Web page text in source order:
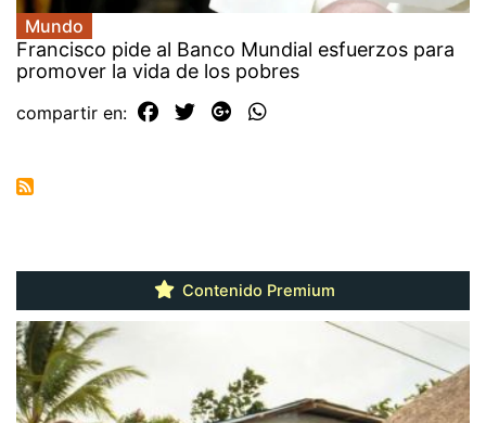
Mundo
Francisco pide al Banco Mundial esfuerzos para
promover la vida de los pobres
compartir en:
Contenido Premium